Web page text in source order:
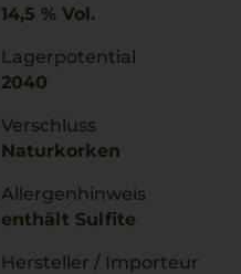
14,5 % Vol.
Lagerpotential
2040
Verschluss
Naturkorken
Allergenhinweis
enthält Sulfite
Hersteller / Importeur